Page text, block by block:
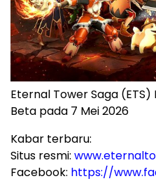
Eternal Tower Saga
Beta pada 7 Mei 2026
Kabar terbaru:
Situs resmi:
Facebook: https://